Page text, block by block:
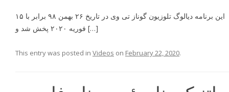
این برنامه دیالوگ تلوزیون گوناز تی وی در تاریخ ۲۶ بهمن ۹۸ برابر با ۱۵
فوریه ۲۰۲۰ پخش شد و […]
This entry was posted in Videos on February 22, 2020.